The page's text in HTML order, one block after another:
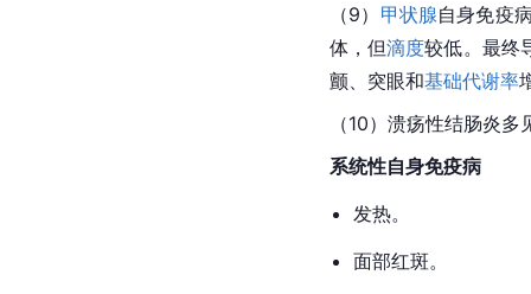
（9） 甲状腺自身免疫
体，但滴度较低。最终
颤、突眼和基础代谢率
（10）溃疡性结肠炎
系统性自身免疫病
发热。
面部红斑。